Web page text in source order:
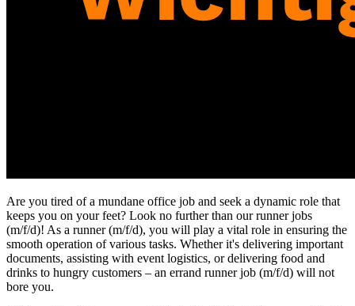
Are you tired of a mundane office job and seek a dynamic role that
keeps you on your feet? Look no further than our runner jobs
(m/f/d)! As a runner (m/f/d), you will play a vital role in ensuring the
smooth operation of various tasks. Whether it's delivering important
documents, assisting with event logistics, or delivering food and
drinks to hungry customers – an errand runner job (m/f/d) will not
bore you.